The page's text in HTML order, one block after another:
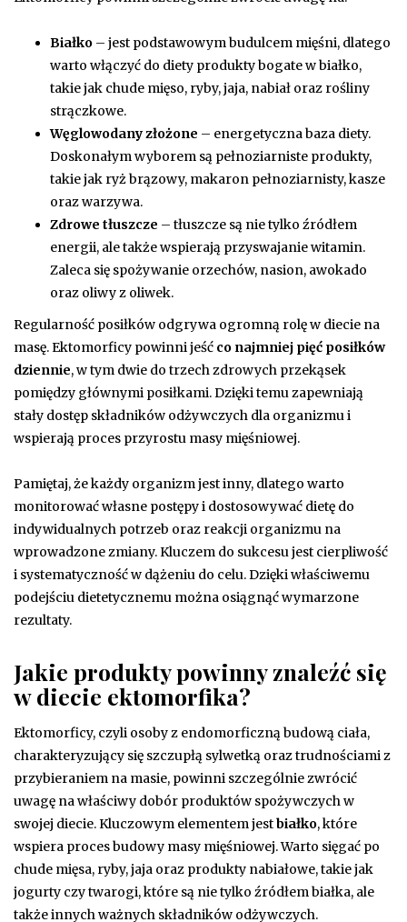
Białko – jest podstawowym budulcem mięśni, dlatego
warto włączyć do diety produkty bogate w białko,
takie jak chude mięso, ryby, jaja, nabiał oraz rośliny
strączkowe.
Węglowodany złożone – energetyczna baza diety.
Doskonałym wyborem są pełnoziarniste produkty,
takie jak ryż brązowy, makaron pełnoziarnisty, kasze
oraz warzywa.
Zdrowe tłuszcze – tłuszcze są nie tylko źródłem
energii, ale także wspierają przyswajanie witamin.
Zaleca się spożywanie orzechów, nasion, awokado
oraz oliwy z oliwek.
Regularność posiłków odgrywa ogromną rolę w diecie na
masę. Ektomorficy powinni jeść co najmniej pięć posiłków
dziennie, w tym dwie do trzech zdrowych przekąsek
pomiędzy głównymi posiłkami. Dzięki temu zapewniają
stały dostęp składników odżywczych dla organizmu i
wspierają proces przyrostu masy mięśniowej.
Pamiętaj, że każdy organizm jest inny, dlatego warto
monitorować własne postępy i dostosowywać dietę do
indywidualnych potrzeb oraz reakcji organizmu na
wprowadzone zmiany. Kluczem do sukcesu jest cierpliwość
i systematyczność w dążeniu do celu. Dzięki właściwemu
podejściu dietetycznemu można osiągnąć wymarzone
rezultaty.
Jakie produkty powinny znaleźć się
w diecie ektomorfika?
Ektomorficy, czyli osoby z endomorficzną budową ciała,
charakteryzujący się szczupłą sylwetką oraz trudnościami z
przybieraniem na masie, powinni szczególnie zwrócić
uwagę na właściwy dobór produktów spożywczych w
swojej diecie. Kluczowym elementem jestbiałko, które
wspiera proces budowy masy mięśniowej. Warto sięgać po
chude mięsa, ryby, jaja oraz produkty nabiałowe, takie jak
jogurty czy twarogi, które są nie tylko źródłem białka, ale
także innych ważnych składników odżywczych.